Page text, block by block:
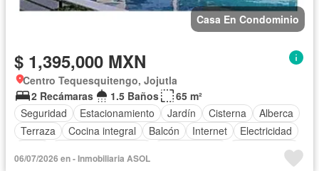
Casa En Condominio
$ 1,395,000 MXN
Centro Tequesquitengo, Jojutla
2 Recámaras
1.5 Baños
65 m²
Seguridad
Estacionamiento Jardín Cisterna
Alberca
Terraza
Cocina integral Balcón Internet
Electricidad
Sin amueblar
06/07/2026 en - Inmobiliaria ASOL